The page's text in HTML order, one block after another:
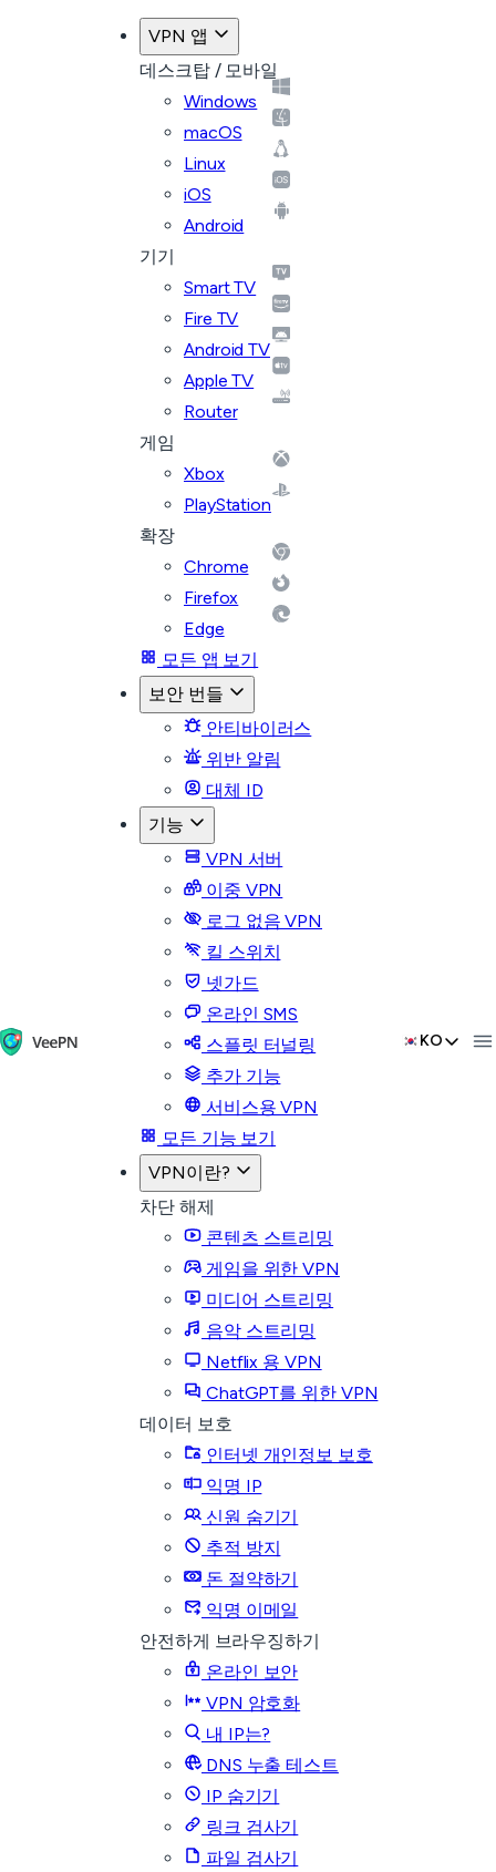
VPN 앱
데스크탑 / 모바일
Windows
macOS
Linux
iOS
Android
기기
Smart TV
Fire TV
Android TV
Apple TV
Router
게임
Xbox
PlayStation
확장
Chrome
Firefox
Edge
모든 앱 보기
보안 번들
안티바이러스
위반 알림
대체 ID
기능
VPN 서버
이중 VPN
로그 없음 VPN
킬 스위치
넷가드
온라인 SMS
스플릿 터널링
추가 기능
서비스용 VPN
모든 기능 보기
VPN이란?
차단 해제
콘텐츠 스트리밍
게임을 위한 VPN
미디어 스트리밍
음악 스트리밍
Netflix 용 VPN
ChatGPT를 위한 VPN
데이터 보호
인터넷 개인정보 보호
익명 IP
신원 숨기기
추적 방지
돈 절약하기
익명 이메일
안전하게 브라우징하기
온라인 보안
VPN 암호화
내 IP는?
DNS 누출 테스트
IP 숨기기
링크 검사기
파일 검사기
KO